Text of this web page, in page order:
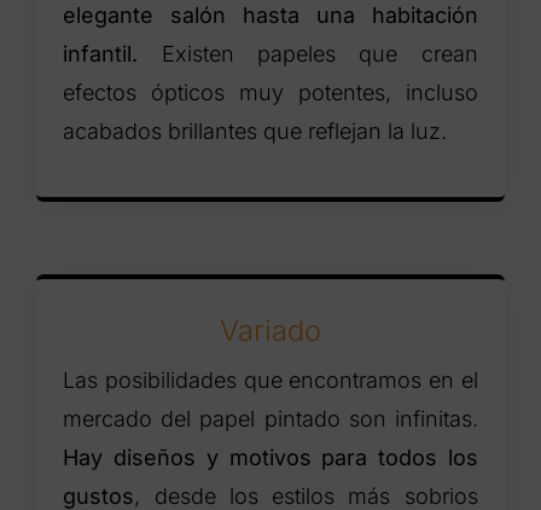
elegante salón hasta una habitación
infantil. Existen papeles que crean
efectos ópticos muy potentes, incluso
acabados brillantes que reflejan la luz.
Variado
Las posibilidades que encontramos en el
mercado del papel pintado son infinitas.
Hay diseños y motivos para todos los
gustos, desde los estilos más sobrios